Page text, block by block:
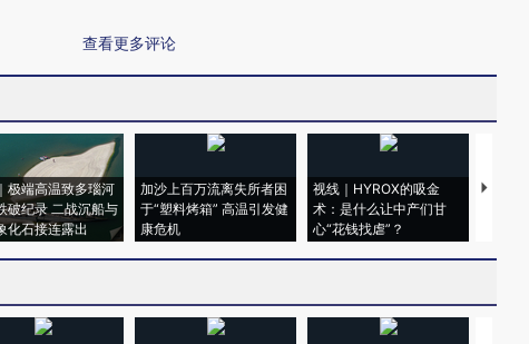
查看更多评论
极端高温致多瑙河
破纪录 二战沉船与
化石接连露出
加沙上百万流离失所者困
于“塑料烤箱” 高温引发健
康危机
视线｜HYROX的吸金
术：是什么让中产们甘
心“花钱找虐”？
马航飞